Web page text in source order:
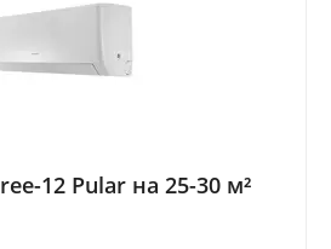
12 Pular на 25-30 м²